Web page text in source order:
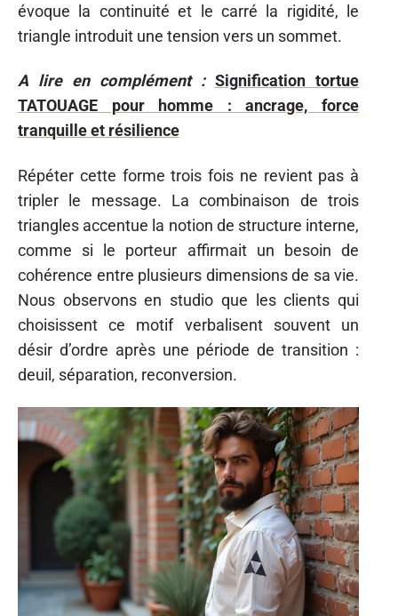
évoque la continuité et le carré la rigidité, le
triangle introduit une tension vers un sommet.
A lire en complément : Signification tortue
TATOUAGE pour homme : ancrage, force
tranquille et résilience
Répéter cette forme trois fois ne revient pas à
tripler le message. La combinaison de trois
triangles accentue la notion de structure interne,
comme si le porteur affirmait un besoin de
cohérence entre plusieurs dimensions de sa vie.
Nous observons en studio que les clients qui
choisissent ce motif verbalisent souvent un
désir d’ordre après une période de transition :
deuil, séparation, reconversion.